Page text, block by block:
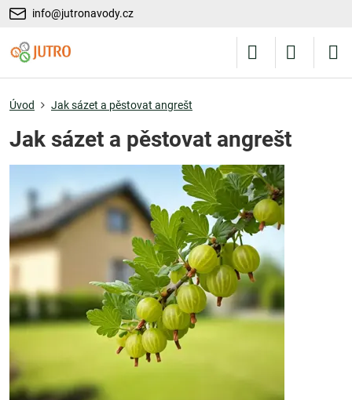
info@jutronavody.cz
Úvod Jak sázet a pěstovat angrešt
Jak sázet a pěstovat angrešt